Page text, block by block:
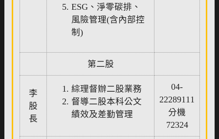
ESG、淨零碳排、
風險管理(含內部控
制)
第二股
李
股
長
綜理督辦二股業務
督導二股本科公文
績效及差勤管理
04-
22289111
分機
72324